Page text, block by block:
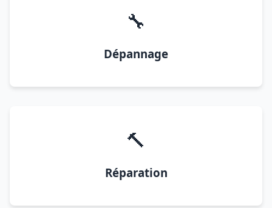
🔧
Dépannage
🔨
Réparation